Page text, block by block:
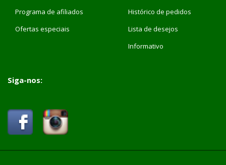
Programa de afiliados
Ofertas especiais
Histórico de pedidos
Lista de desejos
Informativo
Siga-nos: